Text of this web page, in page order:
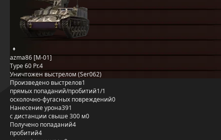
azma86 [M-01]
Type 60 Pr.4
Уничтожен выстрелом (Ser062)
Произведено выстрелов1
прямых попаданий/пробитий1/1
осколочно-фугасных повреждений0
Нанесение урона391
с дистанции свыше 300 м0
Получено попаданий4
пробитий4